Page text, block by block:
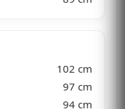
102 cm
97 cm
94 cm